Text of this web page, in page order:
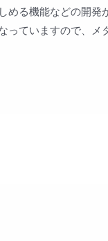
める機能などの開発
っていますので、メ